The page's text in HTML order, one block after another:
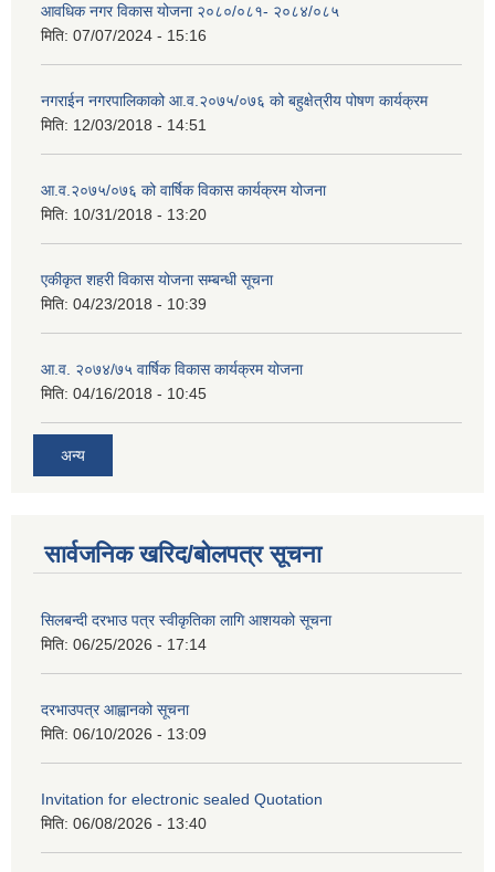
आवधिक नगर विकास योजना २०८०/०८१- २०८४/०८५
मिति: 07/07/2024 - 15:16
नगराईन नगरपालिकाको आ.व.२०७५/०७६ को बहुक्षेत्रीय पोषण कार्यक्रम
मिति: 12/03/2018 - 14:51
आ.व.२०७५/०७६ को वार्षिक विकास कार्यक्रम योजना
मिति: 10/31/2018 - 13:20
एकीकृत शहरी विकास योजना सम्बन्धी सूचना
मिति: 04/23/2018 - 10:39
आ.व. २०७४/७५ वार्षिक विकास कार्यक्रम योजना
मिति: 04/16/2018 - 10:45
अन्य
सार्वजनिक खरिद/बोलपत्र सूचना
सिलबन्दी दरभाउ पत्र स्वीकृतिका लागि आशयको सूचना
मिति: 06/25/2026 - 17:14
दरभाउपत्र आह्वानको सूचना
मिति: 06/10/2026 - 13:09
Invitation for electronic sealed Quotation
मिति: 06/08/2026 - 13:40